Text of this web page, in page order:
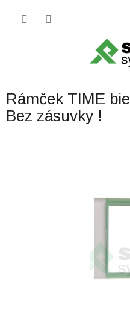
Rámček TIME
Bez zásuvky !